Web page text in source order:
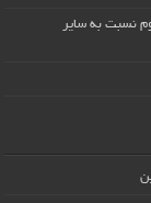
نسبت به سایر